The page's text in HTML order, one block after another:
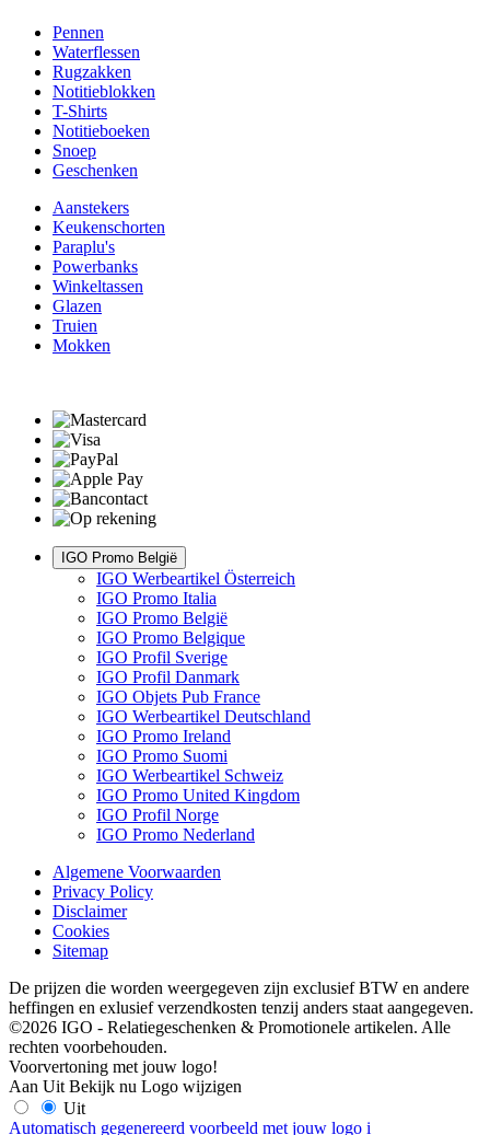
Pennen
Waterflessen
Rugzakken
Notitieblokken
T-Shirts
Notitieboeken
Snoep
Geschenken
Aanstekers
Keukenschorten
Paraplu's
Powerbanks
Winkeltassen
Glazen
Truien
Mokken
IGO Promo België
IGO Werbeartikel Österreich
IGO Promo Italia
IGO Promo België
IGO Promo Belgique
IGO Profil Sverige
IGO Profil Danmark
IGO Objets Pub France
IGO Werbeartikel Deutschland
IGO Promo Ireland
IGO Promo Suomi
IGO Werbeartikel Schweiz
IGO Promo United Kingdom
IGO Profil Norge
IGO Promo Nederland
Algemene Voorwaarden
Privacy Policy
Disclaimer
Cookies
Sitemap
De prijzen die worden weergegeven zijn exclusief BTW en andere
heffingen en exlusief verzendkosten tenzij anders staat aangegeven.
©2026 IGO - Relatiegeschenken & Promotionele artikelen. Alle
rechten voorbehouden.
Voorvertoning met jouw logo!
Aan Uit Bekijk nu Logo wijzigen
Uit
Automatisch gegenereerd voorbeeld met jouw logo i